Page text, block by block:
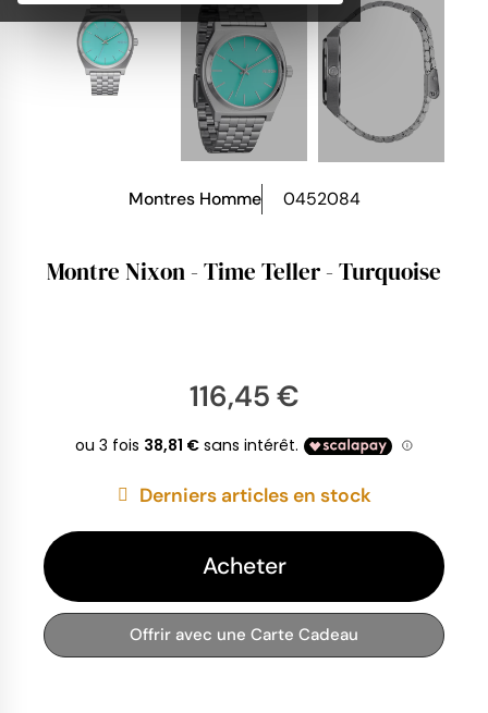
Montres Homme 0452084
Montre Nixon - Time Teller - Turquoise
116,45 €
Derniers articles en stock
Acheter
Offrir avec une Carte Cadeau